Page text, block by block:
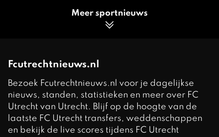
Meer sportnieuws
Fcutrechtnieuws.nl
Bezoek Fcutrechtnieuws.nl voor je dagelijkse
nieuws, standen, statistieken en meer over FC
Utrecht van Utrecht. Blijf op de hoogte van de
laatste FC Utrecht transfers, weddenschappen
en bekijk de live scores tijdens FC Utrecht